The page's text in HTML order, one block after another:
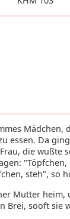
Mädchen,
essen. Da
die wußte
steh", so
Mutter
Brei, sooft sie